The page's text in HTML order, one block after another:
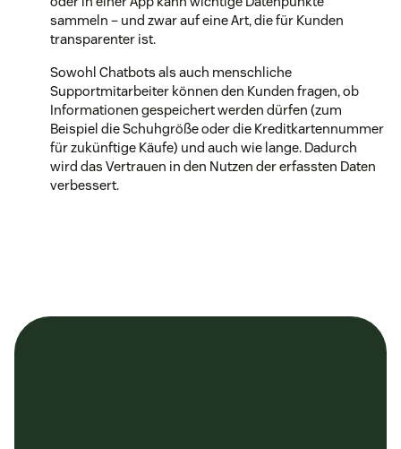
sammeln – und zwar auf eine Art, die für Kunden
transparenter ist.
Sowohl Chatbots als auch menschliche
Supportmitarbeiter können den Kunden fragen, ob
Informationen gespeichert werden dürfen (zum
Beispiel die Schuhgröße oder die Kreditkartennummer
für zukünftige Käufe) und auch wie lange. Dadurch
wird das Vertrauen in den Nutzen der erfassten Daten
verbessert.